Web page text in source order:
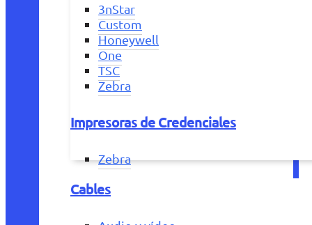
3nStar
Custom
Honeywell
One
TSC
Zebra
Impresoras de Credenciales
Zebra
Cables